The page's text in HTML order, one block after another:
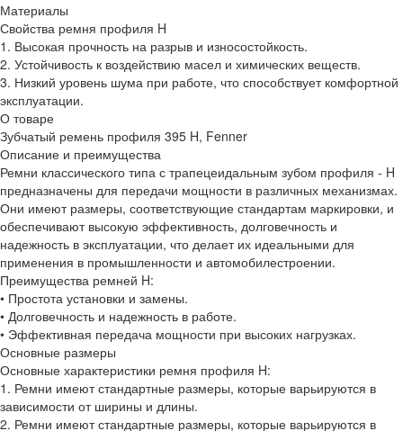
Материалы
Свойства ремня профиля H
1. Высокая прочность на разрыв и износостойкость.
2. Устойчивость к воздействию масел и химических веществ.
3. Низкий уровень шума при работе, что способствует комфортной
эксплуатации.
О товаре
Зубчатый ремень профиля 395 H, Fenner
Описание и преимущества
Ремни классического типа с трапецеидальным зубом профиля - H
предназначены для передачи мощности в различных механизмах.
Они имеют размеры, соответствующие стандартам маркировки, и
обеспечивают высокую эффективность, долговечность и
надежность в эксплуатации, что делает их идеальными для
применения в промышленности и автомобилестроении.
Преимущества ремней H:
• Простота установки и замены.
• Долговечность и надежность в работе.
• Эффективная передача мощности при высоких нагрузках.
Основные размеры
Основные характеристики ремня профиля H:
1. Ремни имеют стандартные размеры, которые варьируются в
зависимости от ширины и длины.
2. Ремни имеют стандартные размеры, которые варьируются в